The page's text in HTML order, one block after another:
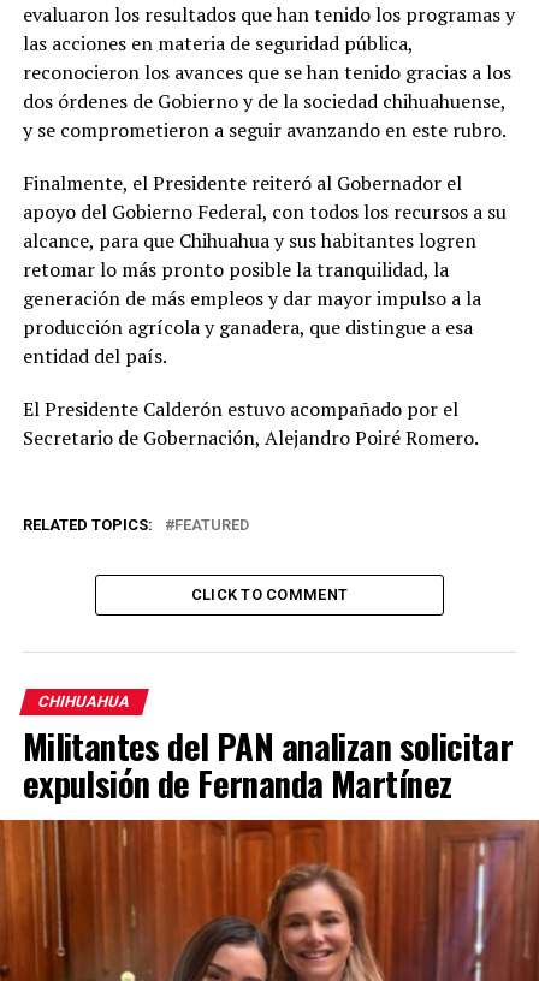
evaluaron los resultados que han tenido los programas y
las acciones en materia de seguridad pública,
reconocieron los avances que se han tenido gracias a los
dos órdenes de Gobierno y de la sociedad chihuahuense,
y se comprometieron a seguir avanzando en este rubro.
Finalmente, el Presidente reiteró al Gobernador el
apoyo del Gobierno Federal, con todos los recursos a su
alcance, para que Chihuahua y sus habitantes logren
retomar lo más pronto posible la tranquilidad, la
generación de más empleos y dar mayor impulso a la
producción agrícola y ganadera, que distingue a esa
entidad del país.
El Presidente Calderón estuvo acompañado por el
Secretario de Gobernación, Alejandro Poiré Romero.
RELATED TOPICS: FEATURED
CLICK TO COMMENT
CHIHUAHUA
Militantes del PAN analizan solicitar
expulsión de Fernanda Martínez